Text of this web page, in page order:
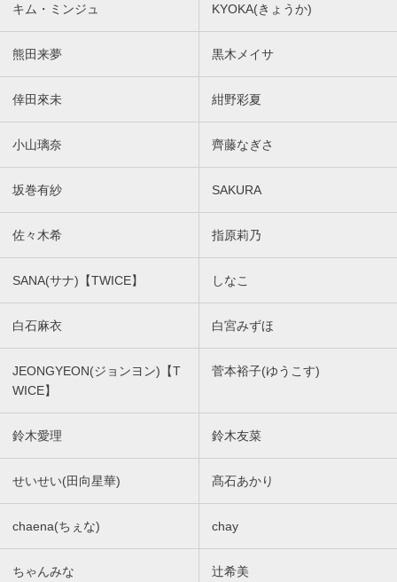
キム・ミンジュ KYOKA(きょうか)
熊田来夢 黒木メイサ
倖田來未 紺野彩夏
小山璃奈 齊藤なぎさ
坂巻有紗 SAKURA
佐々木希 指原莉乃
SANA(サナ)【TWICE】 しなこ
白石麻衣 白宮みずほ
JEONGYEON(ジョンヨン)【T
WICE】
菅本裕子(ゆうこす)
鈴木愛理 鈴木友菜
せいせい(田向星華) 髙石あかり
chaena(ちぇな) chay
ちゃんみな 辻希美